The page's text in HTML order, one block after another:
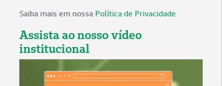
Saiba mais em nossa Política de Privacidade
Assista ao nosso vídeo
institucional